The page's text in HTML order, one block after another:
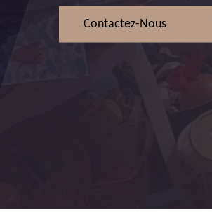
Contactez-Nous